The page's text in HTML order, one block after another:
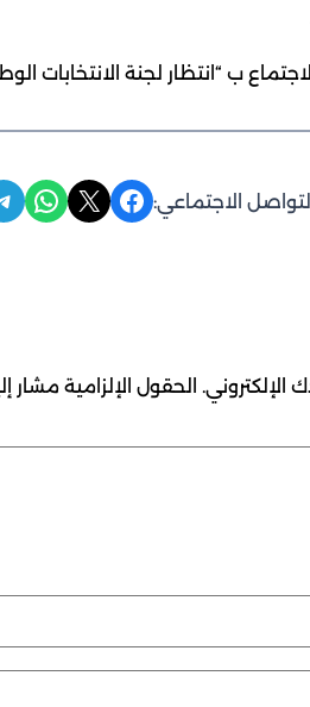
ب “انتظار لجنة الانتخابات
الاجتماعي: Share on Facebook
Share on X
Share on WhatsApp
الإلكتروني. الحقول الإلزامية مشار